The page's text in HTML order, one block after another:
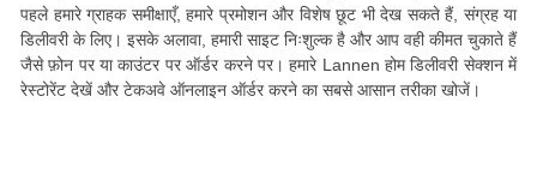
पहले हमारे ग्राहक समीक्षाएँ, हमारे प्रमोशन और विशेष छूट भी देख सकते हैं, संग्रह या
डिलीवरी के लिए। इसके अलावा, हमारी साइट निःशुल्क है और आप वही कीमत चुकाते हैं
जैसे फ़ोन पर या काउंटर पर ऑर्डर करने पर। हमारे Lannen होम डिलीवरी सेक्शन में
रेस्टोरेंट देखें और टेकअवे ऑनलाइन ऑर्डर करने का सबसे आसान तरीका खोजें।